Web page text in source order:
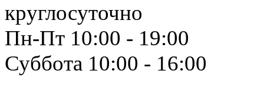
круглосуточно
Пн-Пт 10:00 - 19:00
Суббота 10:00 - 16:00